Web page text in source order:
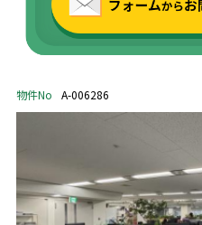
物件No A-006286